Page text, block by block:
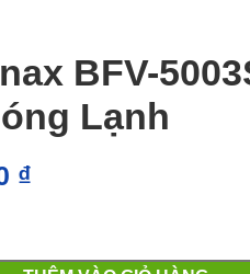
BFV-
Lạnh
₫